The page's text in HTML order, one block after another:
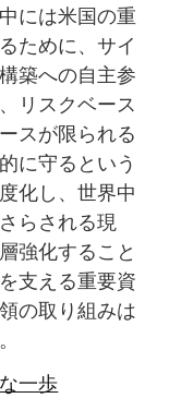
には米国の重
ために、サイ
築への自主参
リスクベース
スが限られる
に守るという
化し、世界中
らされる現
強化すること
支える重要資
の取り組みは
一歩